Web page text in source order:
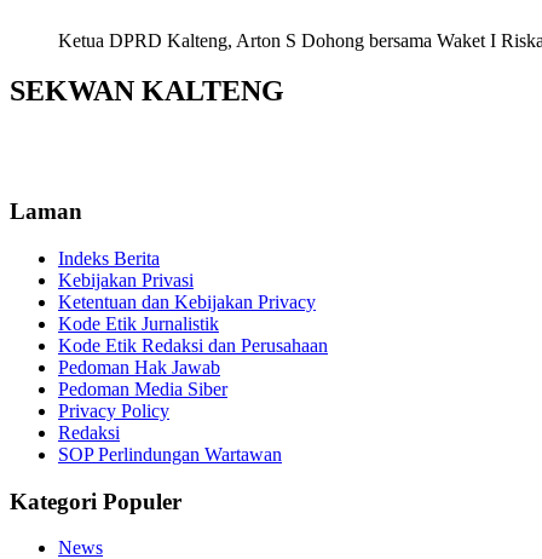
Ketua DPRD Kalteng, Arton S Dohong bersama Waket I
SEKWAN KALTENG
Laman
Indeks Berita
Kebijakan Privasi
Ketentuan dan Kebijakan Privacy
Kode Etik Jurnalistik
Kode Etik Redaksi dan Perusahaan
Pedoman Hak Jawab
Pedoman Media Siber
Privacy Policy
Redaksi
SOP Perlindungan Wartawan
Kategori Populer
News